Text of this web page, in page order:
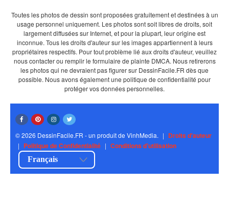
Toutes les photos de dessin sont proposées gratuitement et destinées à un
usage personnel uniquement. Les photos sont soit libres de droits, soit
largement diffusées sur Internet, et pour la plupart, leur origine est
inconnue. Tous les droits d'auteur sur les images appartiennent à leurs
propriétaires respectifs. Pour tout problème lié aux droits d'auteur, veuillez
nous contacter ou remplir le formulaire de plainte DMCA. Nous retirerons
les photos qui ne devraient pas figurer sur DessinFacile.FR dès que
possible. Nous avons également une politique de confidentialité pour
protéger vos données personnelles.
© 2026 DessinFacile.FR - un produit de VinhMedia. | Droits d'auteur
| Politique de Confidentialité | Conditions d'utilisation
Français